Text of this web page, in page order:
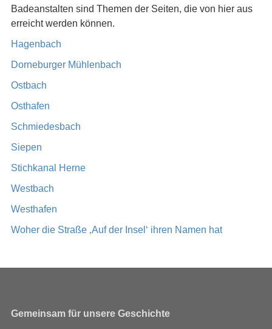
Badeanstalten sind Themen der Seiten, die von hier aus
erreicht werden können.
Hagenbach
Dorneburger Mühlenbach
Ostbach
Osthafen
Schmiedesbach
Siepen
Stichkanal Herne
Westbach
Westhafen
Woher die Straße ‚Auf der Insel‘ ihren Namen hat
Gemeinsam für unsere Geschichte